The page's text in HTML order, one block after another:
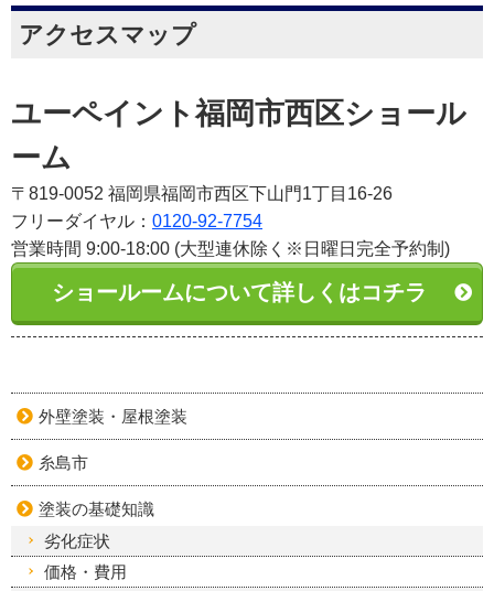
アクセスマップ
ユーペイント福岡市西区ショール
ーム
〒819-0052 福岡県福岡市西区下山門1丁目16-26
フリーダイヤル： 0120-92-7754
営業時間 9:00-18:00 (大型連休除く※日曜日完全予約制)
ショールームについて詳しくはコチラ
外壁塗装・屋根塗装
糸島市
塗装の基礎知識
劣化症状
価格・費用